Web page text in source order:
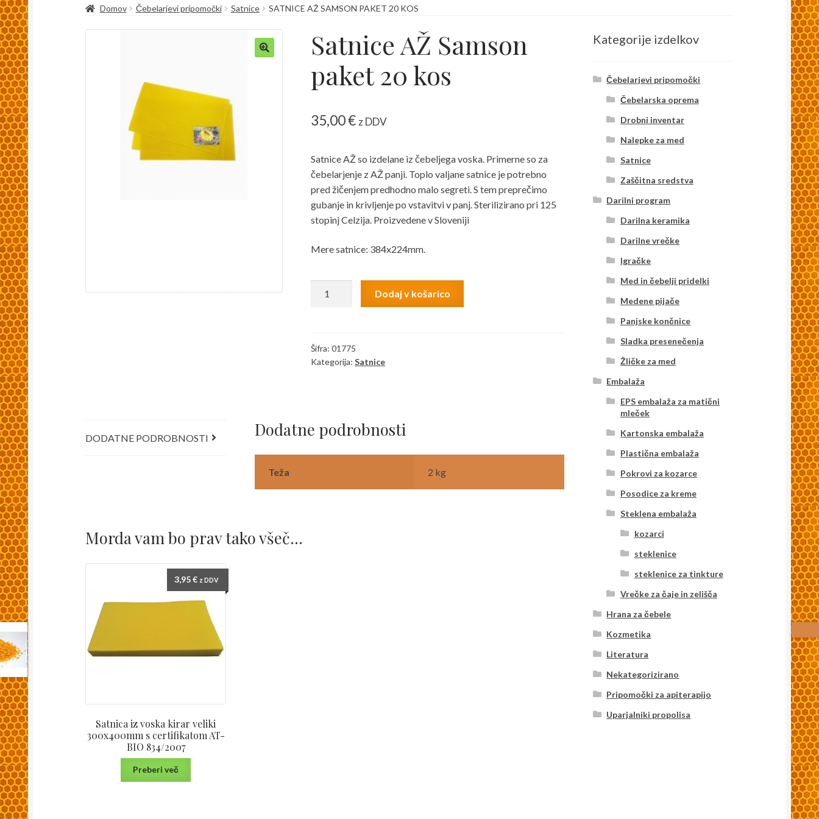
Kaj so spletni piškoti, zakaj se uporabljajo in kako jih v brskalniku izključimo?Košarica
TrgovinaZaključek nakupa
Domov Čebelarjevi pripomočki Satnice SATNICE AŽ SAMSON PAKET 20 KOS
Satnice AŽ Samson
paket 20 kos
35,00€z DDV
Satnice AŽ so izdelane iz čebeljega voska. Primerne so za
čebelarjenje z AŽ panji. Toplo valjane satnice je potrebno
pred žičenjem predhodno malo segreti. S tem preprečimo
gubanje in krivljenje po vstavitvi v panj. Sterilizirano pri 125
stopinj Celzija. Proizvedene v Sloveniji
Mere satnice: 384x224mm.
20
kos
Dodaj v košarico
Šifra:01775
Kategorija:Satnice
DODATNE PODROBNOSTI Dodatne podrobnosti
Teža 2 kg
Morda vam bo prav tako všeč…
Satnica iz voska kirar veliki
300x400mm s certifikatom AT-
BIO 834/2007
3,95€ z DDV
Preberi več
Kategorije izdelkov
Čebelarjevi pripomočki
Čebelarska oprema
Drobni inventar
Nalepke za med
Satnice
Zaščitna sredstva
Darilni program
Darilna keramika
Darilne vrečke
Igračke
Med in čebelji pridelki
Medene pijače
Panjske končnice
Sladka presenečenja
Žličke za med
Embalaža
EPS embalaža za matični
mleček
Kartonska embalaža
Plastična embalaža
Pokrovi za kozarce
Posodice za kreme
Steklena embalaža
kozarci
steklenice
steklenice za tinkture
Vrečke za čaje in zelišča
Hrana za čebele
Kozmetika
Literatura
Nekategorizirano
Pripomočki za apiterapijo
Uparjalniki propolisa